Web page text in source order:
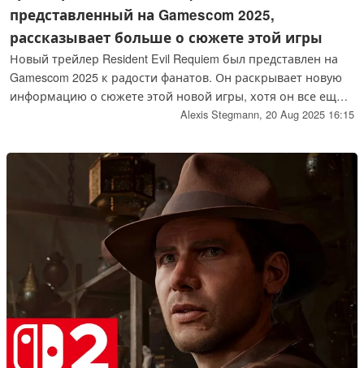
представленный на Gamescom 2025,
рассказывает больше о сюжете этой игры
Новый трейлер Resident Evil Requiem был представлен на
Gamescom 2025 к радости фанатов. Он раскрывает новую
информацию о сюжете этой новой игры, хотя он все еще
Alexis Stegmann, 20 Aug 2025 16:15